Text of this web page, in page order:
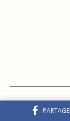
PARTAGE
STERIBOX